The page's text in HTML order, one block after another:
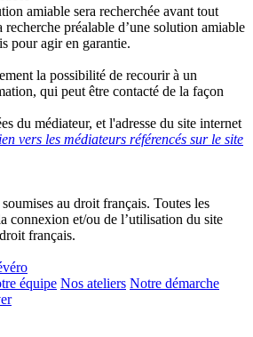
amiable sera recherchée avant tout
préalable d’une solution amiable
pour agir en garantie.
la possibilité de recourir à un
qui peut être contacté de la façon
du médiateur, et l'adresse du site internet
vers les médiateurs référencés sur le site
au droit français. Toutes les
connexion et/ou de l’utilisation du site
français.
équipe Nos ateliers Notre démarche